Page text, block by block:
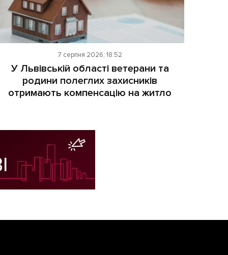
7 серпня 2026, 18:52
У Львівській області ветерани та
родини полеглих захисників
отримають компенсацію на житло